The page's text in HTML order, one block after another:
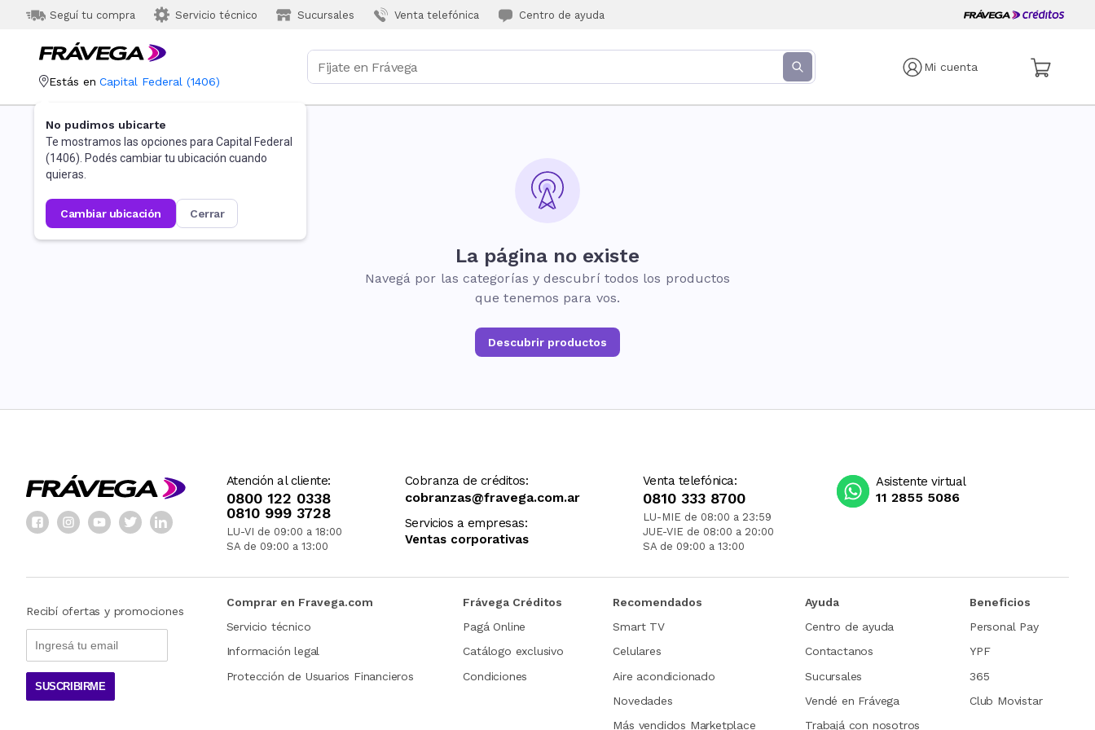
Seguí tu compra Servicio técnico Sucursales Venta telefónica Centro de ayuda
Mi cuenta
Estás en Capital Federal (1406)
No pudimos ubicarte
Te mostramos las opciones para Capital Federal
(1406). Podés cambiar tu ubicación cuando
quieras.
cambiar ubicación cerrar
La página no existe
Navegá por las categorías y descubrí todos los productos
que tenemos para vos.
Descubrir productos
Atención al cliente:
0800 122 0338
0810 999 3728
LU-VI de 09:00 a 18:00
SA de 09:00 a 13:00
Cobranza de créditos:
cobranzas@fravega.com.ar
Servicios a empresas:
Ventas corporativas
Venta telefónica:
0810 333 8700
LU-MIE de 08:00 a 23:59
JUE-VIE de 08:00 a 20:00
SA de 09:00 a 13:00
Asistente virtual
11 2855 5086
Recibí ofertas y promociones
SUSCRIBIRME
Comprar en Fravega.com
Servicio técnico
Información legal
Protección de Usuarios Financieros
Frávega Créditos
Pagá Online
Catálogo exclusivo
Condiciones
Recomendados
Smart TV
Celulares
Aire acondicionado
Novedades
Más vendidos Marketplace
Ayuda
Centro de ayuda
Contactanos
Sucursales
Vendé en Frávega
Trabajá con nosotros
Beneficios
Personal Pay
YPF
365
Club Movistar